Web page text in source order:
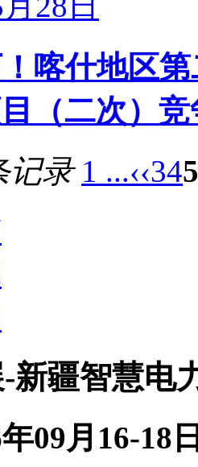
喀什地区
（二次）
记录 1 ...‹‹345
新疆智慧电
09月16-18